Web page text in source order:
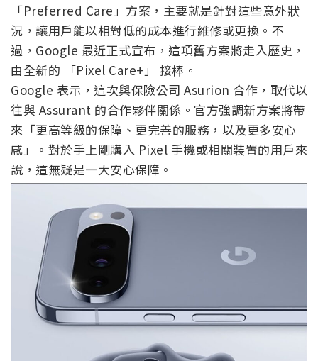
「Preferred Care」方案，主要就是針對這些意外狀
況，讓用戶能以相對低的成本進行維修或更換。不
過，Google 最近正式宣布，這項舊方案將走入歷史，
由全新的 「Pixel Care+」 接棒。
Google 表示，這次與保險公司 Asurion 合作，取代以
往與 Assurant 的合作夥伴關係。官方強調新方案將帶
來「更高等級的保障、更完善的服務，以及更多安心
感」。對於手上剛購入 Pixel 手機或相關裝置的用戶來
說，這無疑是一大安心保障。